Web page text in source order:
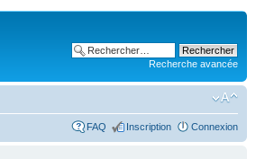
Recherche avancée
FAQ Inscription Connexion